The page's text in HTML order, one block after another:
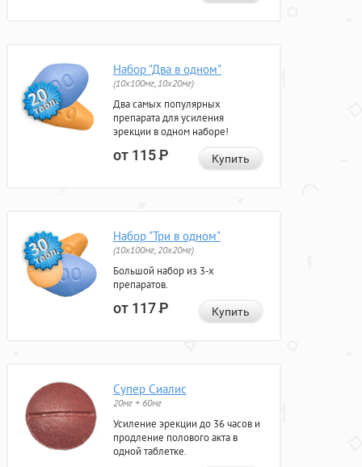
Набор "Два в одном"
(10x100мг, 10x20мг)
Два самых популярных
препарата для усиления
эрекции в одном наборе!
от 115Р Купить
Набор "Три в одном"
(10x100мг, 20x20мг)
Большой набор из 3-х
препаратов.
от 117Р Купить
Супер Сиалис
20мг + 60мг
Усиление эрекции до 36 часов и
продление полового акта в
одной таблетке.